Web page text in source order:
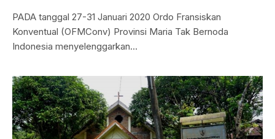
PADA tanggal 27-31 Januari 2020 Ordo Fransiskan
Konventual (OFMConv) Provinsi Maria Tak Bernoda
Indonesia menyelenggarkan…